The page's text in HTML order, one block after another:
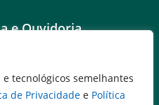
tecnológicos semelhantes
de Privacidade e Política
e Ouvidoria
Goiás